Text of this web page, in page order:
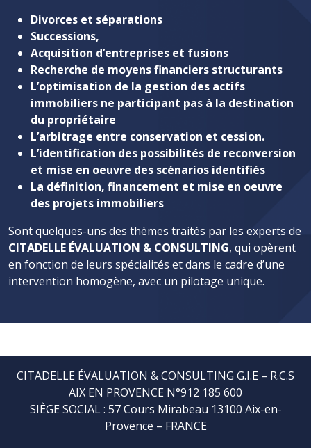
Divorces et séparations
Successions,
Acquisition d’entreprises et fusions
Recherche de moyens financiers structurants
L’optimisation de la gestion des actifs
immobiliers ne participant pas à la destination
du propriétaire
L’arbitrage entre conservation et cession.
L’identification des possibilités de reconversion
et mise en oeuvre des scénarios identifiés
La définition, financement et mise en oeuvre
des projets immobiliers
Sont quelques-uns des thèmes traités par les experts de
CITADELLE ÉVALUATION & CONSULTING, qui opèrent
en fonction de leurs spécialités et dans le cadre d’une
intervention homogène, avec un pilotage unique.
CITADELLE ÉVALUATION & CONSULTING G.I.E – R.C.S
AIX EN PROVENCE N°912 185 600
SIÈGE SOCIAL : 57 Cours Mirabeau 13100 Aix-en-
Provence – FRANCE